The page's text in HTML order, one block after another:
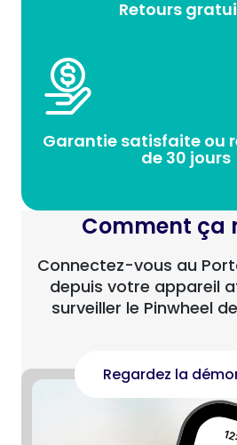
Retours
Garantie satisfaite ou
de 30 jours
Comment ça
Connectez-vous au
depuis votre appareil
surveiller le Pinwheel
Regardez la